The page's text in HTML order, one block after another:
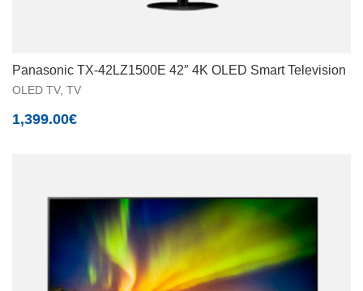
Panasonic TX-42LZ1500E 42″ 4K OLED Smart Television
OLED TV, TV
1,399.00€